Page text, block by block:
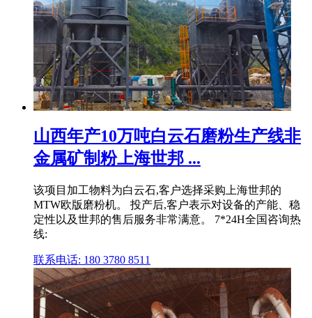
山西年产10万吨白云石磨粉生产线非
金属矿制粉上海世邦 ...
该项目加工物料为白云石,客户选择采购上海世邦的
MTW欧版磨粉机。 投产后,客户表示对设备的产能、稳
定性以及世邦的售后服务非常满意。 7*24H全国咨询热
线:
联系电话: 180 3780 8511